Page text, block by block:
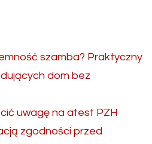
szamba? Praktyczny
dom bez
uwagę na atest PZH
zgodności przed